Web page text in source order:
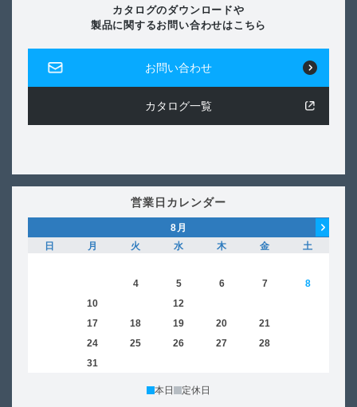
カタログのダウンロードや
製品に関するお問い合わせはこちら
お問い合わせ
カタログ一覧
営業日カレンダー
8 月
日
月 火 水 木 金
土
4 5 6 7
8
10 12
17 18 19 20 21
24 25 26 27 28
31
本日 定休日